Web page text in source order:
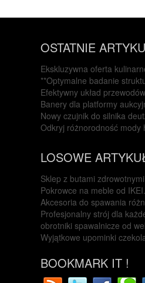
OSTATNIE
Ekskluzywna oferta
**Optymalne badanie
Efektywny układ
Banery dla platformy
Nowy czujnik do silnika
Odkryj różnorodność mody
LOSOWE
Sklep z butami zdrowotnymi
Pokrowce na meble od IKEI.
Akcesoria do spawania
Profesjonalny strój dla
obrotniki spawalnicze od
Wyjątkowe upominki
BOOKMARK IT !